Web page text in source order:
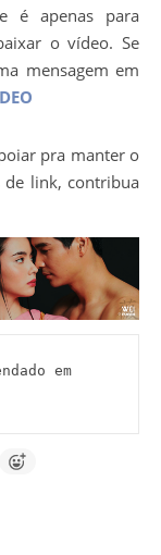
é apenas para
o vídeo. Se
mensagem em
pra manter o
de link, contribua
em